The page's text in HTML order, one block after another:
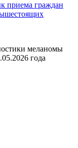
приема граждан
меланомы
года